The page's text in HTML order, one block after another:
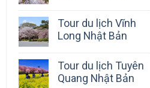
Tour du lịch Vĩnh
Long Nhật Bản
Tour du lịch Tuyên
Quang Nhật Bản